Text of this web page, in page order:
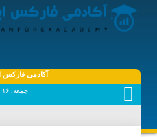
آکادمی فارکس
جمعه, ۱۶ مرداد , ۱۴۰۵ برابر با - Friday, 7 August , 2026